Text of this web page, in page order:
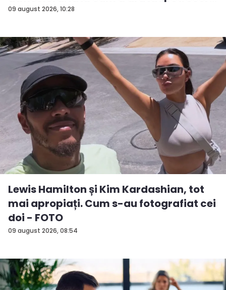
09 august 2026, 10:28
09 august 2026, 08:54
Lewis Hamilton și Kim Kardashian, tot
mai apropiați. Cum s-au fotografiat cei
doi - FOTO